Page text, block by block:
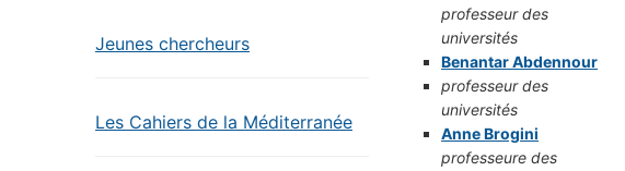
Jeunes chercheurs
Les Cahiers de la Méditerranée
professeur des
universités
Benantar Abdennour
professeur des
universités
Anne Brogini
professeure des